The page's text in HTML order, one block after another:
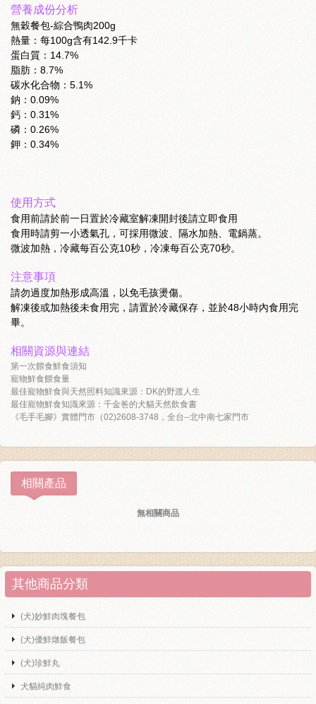
營養成份分析
無穀餐包-綜合鴨肉200g
熱量：每100g含有142.9千卡
蛋白質：14.7%
脂肪：8.7%
碳水化合物：5.1%
鈉：0.09%
鈣：0.31%
磷：0.26%
鉀：0.34%
使用方式
食用前請於前一日置於冷藏室解凍開封後請立即食用
食用時請剪一小透氣孔，可採用微波、隔水加熱、電鍋蒸。
微波加熱，冷藏每百公克10秒，冷凍每百公克70秒。
注意事項
請勿過度加熱形成高溫，以免毛孩燙傷。
解凍後或加熱後未食用完，請置於冷藏保存，並於48小時內食用完
畢。
相關資源與連結
第一次餵食鮮食須知
寵物鮮食餵食量
最佳寵物鮮食與天然照料知識來源：DK的野渡人生
最佳寵物鮮食知識來源：千金爸的犬貓天然飲食書
《毛手毛腳》實體門市（02)2608-3748，全台--北中南七家門市
相關產品
無相關商品
其他商品分類
(犬)妙鮮肉塊餐包
(犬)優鮮燉飯餐包
(犬)珍鮮丸
犬貓純肉鮮食